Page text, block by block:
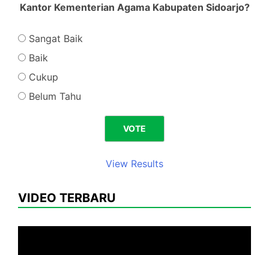
Kantor Kementerian Agama Kabupaten Sidoarjo?
Sangat Baik
Baik
Cukup
Belum Tahu
View Results
VIDEO TERBARU